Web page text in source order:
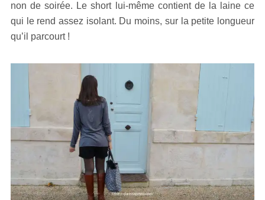
non de soirée. Le short lui-même contient de la laine ce
qui le rend assez isolant. Du moins, sur la petite longueur
qu’il parcourt !